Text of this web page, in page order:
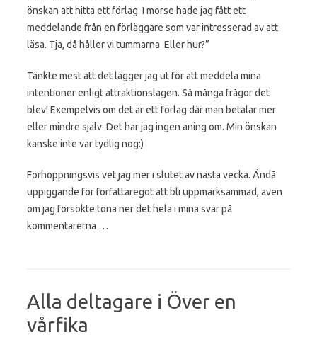
önskan att hitta ett förlag. I morse hade jag fått ett
meddelande från en förläggare som var intresserad av att
läsa. Tja, då håller vi tummarna. Eller hur?”
Tänkte mest att det lägger jag ut för att meddela mina
intentioner enligt attraktionslagen. Så många frågor det
blev! Exempelvis om det är ett förlag där man betalar mer
eller mindre själv. Det har jag ingen aning om. Min önskan
kanske inte var tydlig nog:)
Förhoppningsvis vet jag mer i slutet av nästa vecka. Ändå
uppiggande för författaregot att bli uppmärksammad, även
om jag försökte tona ner det hela i mina svar på
kommentarerna …
Alla deltagare i Över en
vårfika